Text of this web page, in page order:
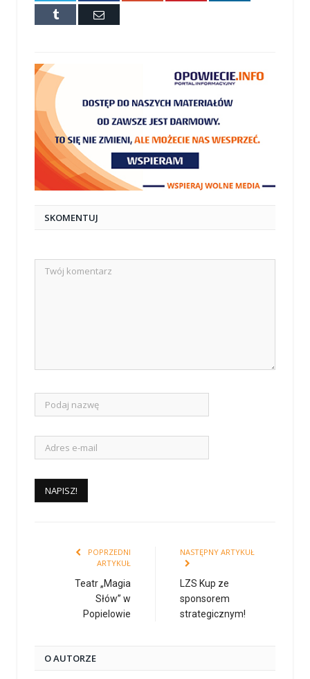
Tumblr
E-
SKOMENTUJ
POPRZEDNI
ARTYKUŁ
Teatr „Magia
Słów” w
Popielowie
NASTĘPNY ARTYKUŁ
LZS Kup ze
sponsorem
strategicznym!
O AUTORZE